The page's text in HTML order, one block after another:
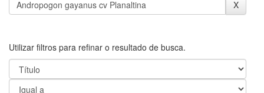
Utilizar filtros para refinar o resultado de busca.